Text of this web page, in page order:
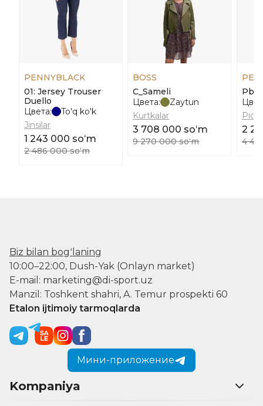
PENNYBLACK
01: Jersey Trouser
Duello
Цвета:
To'q ko'k
Jinsilar
1 243 000 soʻm
2 486 000 soʻm
BOSS
C_Sameli
Цвета:
Zaytun
Kurtkalar
3 708 000 soʻm
9 270 000 soʻm
2
4
Biz bilan bogʻlaning
10:00–22:00, Dush-Yak (Onlayn market)
E-mail: marketing@di-sport.uz
Manzil: Toshkent shahri, A. Temur prospekti 60
Etalon ijtimoiy tarmoqlarda
Мини-приложение
Kompaniya